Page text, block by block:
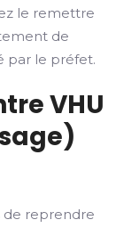
le remettre
de
par le préfet.
VHU
de reprendre